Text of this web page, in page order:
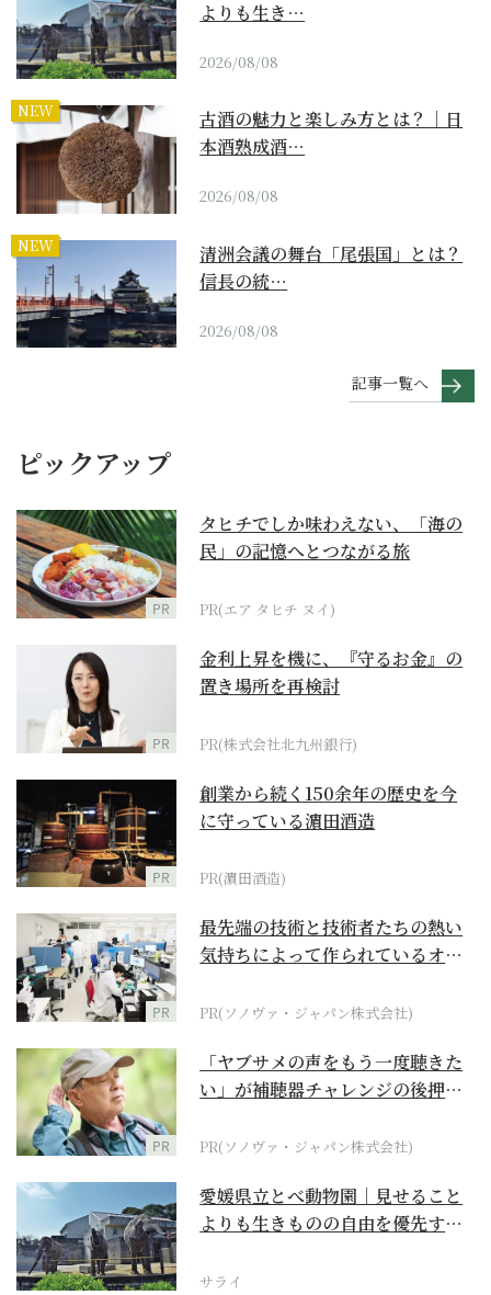
よりも生き…
2026/08/08
NEW
古酒の魅力と楽しみ方とは？｜日
本酒熟成酒…
2026/08/08
NEW
清洲会議の舞台「尾張国」とは？
信長の統…
2026/08/08
記事一覧へ
ピックアップ
PR
タヒチでしか味わえない、「海の
民」の記憶へとつながる旅
PR(エア タヒチ ヌイ)
PR
金利上昇を機に、『守るお金』の
置き場所を再検討
PR(株式会社北九州銀行)
PR
創業から続く150余年の歴史を今
に守っている濵田酒造
PR(濵田酒造)
PR
最先端の技術と技術者たちの熱い
気持ちによって作られているオー
PR(ソノヴァ・ジャパン株式会社)
PR
「ヤブサメの声をもう一度聴きた
い」が補聴器チャレンジの後押し
PR(ソノヴァ・ジャパン株式会社)
愛媛県立とべ動物園｜見せること
よりも生きものの自由を優先する
サライ